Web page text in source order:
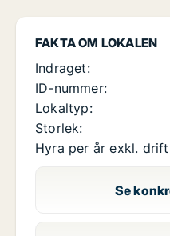
FAKTA OM LOKALEN
Indraget:
ID-nummer:
Lokaltyp:
Storlek:
Hyra per år exkl.
Se